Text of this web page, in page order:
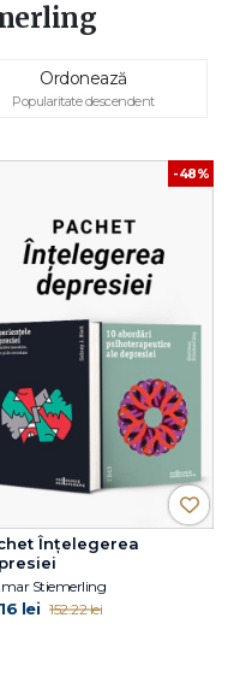
Ordonează
Popularitate descendent
-48%
Înțelegerea
Stiemerling
lei 152.22 lei